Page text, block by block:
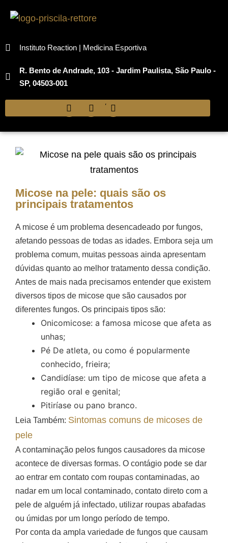
Instituto Reaction | Medicina Esportiva
R. Bento de Andrade, 103 - Jardim Paulista, São Paulo -
SP, 04503-001
Micose na pele: quais são os
principais tratamentos
A micose é um problema desencadeado por fungos,
afetando pessoas de todas as idades. Embora seja um
problema comum, muitas pessoas ainda apresentam
dúvidas quanto ao melhor tratamento dessa condição.
Antes de mais nada precisamos entender que existem
diversos tipos de micose que são causados por
diferentes fungos. Os principais tipos são:
Onicomicose: a famosa micose que afeta as
unhas;
Pé De atleta, ou como é popularmente
conhecido, frieira;
Candidíase: um tipo de micose que afeta a
região oral e genital;
Pitiríase ou pano branco.
Leia Também: Sintomas comuns de micoses de
pele
A contaminação pelos fungos causadores da micose
acontece de diversas formas. O contágio pode se dar
ao entrar em contato com roupas contaminadas, ao
nadar em um local contaminado, contato direto com a
pele de alguém já infectado, utilizar roupas abafadas
ou úmidas por um longo período de tempo.
Por conta da ampla variedade de fungos que causam